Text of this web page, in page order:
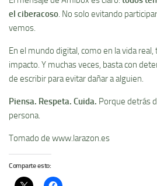
el ciberacoso. No solo evitando
vemos.
En el mundo digital, como en la vida
impacto. Y muchas veces, basta con
de escribir para evitar dañar a alguien.
Piensa. Respeta. Cuida. Porque detrás
persona.
Tomado de www.larazon.es
Comparte esto: